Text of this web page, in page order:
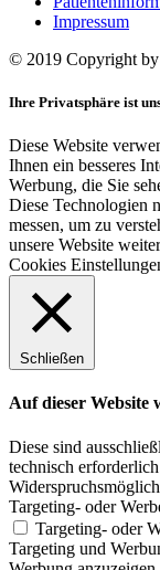
Impressum
© 2019 Copyright
Ihre Privatsphäre ist
Diese Website
Ihnen ein besseres
Werbung, die Sie
Diese Technologien
messen, um zu
unsere Website
Cookies
Schließen
Auf dieser Website
Diese sind
technisch
Targeting- oder
Targeting- oder
Targeting und